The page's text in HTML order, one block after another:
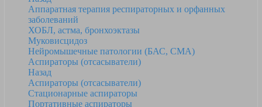
Аппаратная терапия респираторных и орфанных
заболеваний
ХОБЛ, астма, бронхоэктазы
Муковисцидоз
Нейромышечные патологии (БАС, СМА)
Аспираторы (отсасыватели)
Назад
Аспираторы (отсасыватели)
Стационарные аспираторы
Портативные аспираторы